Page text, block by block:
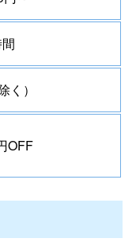
く）
OFF